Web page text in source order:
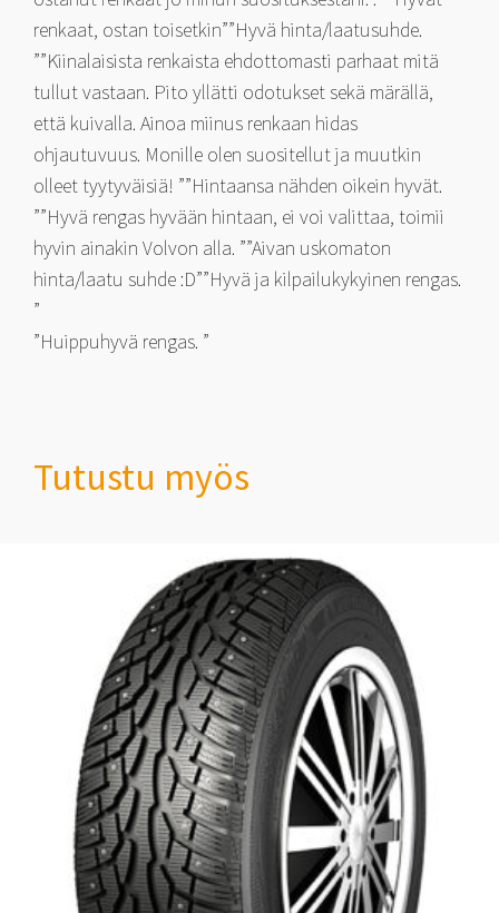
renkaat, ostan toisetkin””Hyvä hinta/laatusuhde.
””Kiinalaisista renkaista ehdottomasti parhaat mitä
tullut vastaan. Pito yllätti odotukset sekä märällä,
että kuivalla. Ainoa miinus renkaan hidas
ohjautuvuus. Monille olen suositellut ja muutkin
olleet tyytyväisiä! ””Hintaansa nähden oikein hyvät.
””Hyvä rengas hyvään hintaan, ei voi valittaa, toimii
hyvin ainakin Volvon alla. ””Aivan uskomaton
hinta/laatu suhde :D””Hyvä ja kilpailukykyinen rengas.
”
”Huippuhyvä rengas. ”
Tutustu myös